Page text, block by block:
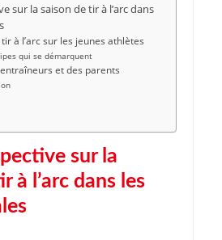
sur la saison de tir à l’arc dans
tir à l’arc sur les jeunes athlètes
qui se démarquent
et des parents
sur la
à l’arc dans les